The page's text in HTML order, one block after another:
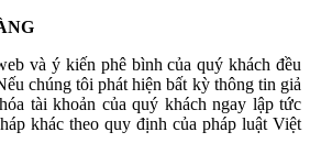
và ý kiến phê bình của quý khách đều
chúng tôi phát hiện bất kỳ thông tin giả
tài khoản của quý khách ngay lập tức
khác theo quy định của pháp luật Việt